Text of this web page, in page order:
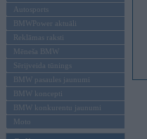
Autosports
BMWPower aktuāli
Reklāmas raksti
Mēneša BMW
Sērijveida tūnings
BMW pasaules jaunumi
BMW koncepti
BMW konkurentu jaunumi
Moto